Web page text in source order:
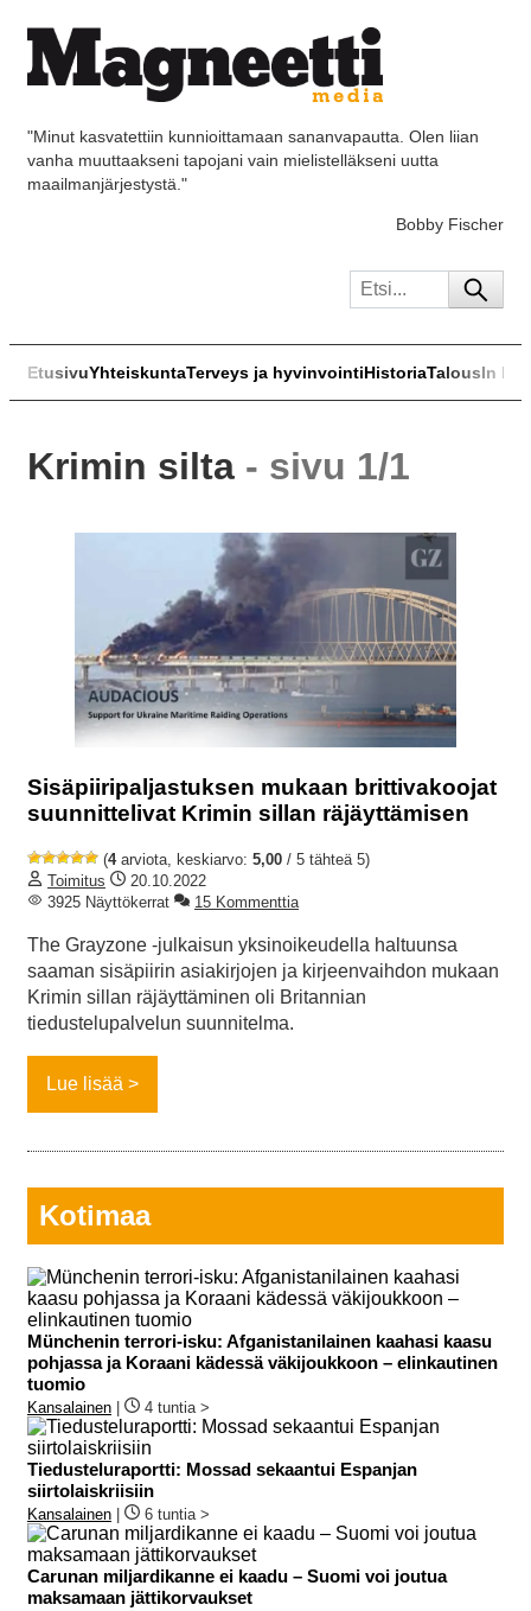
"Minut kasvatettiin kunnioittamaan sananvapautta. Olen liian
vanha muuttaakseni tapojani vain mielistelläkseni uutta
maailmanjärjestystä."
Bobby Fischer
EtusivuYhteiskuntaTerveys ja hyvinvointiHistoriaTalousIn
Krimin silta - sivu 1/1
Sisäpiiripaljastuksen mukaan brittivakoojat
suunnittelivat Krimin sillan räjäyttämisen
(4arviota, keskiarvo: 5,00 / 5 tähteä 5)
Toimitus
20.10.2022
3925 Näyttökerrat
15 Kommenttia
The Grayzone -julkaisun yksinoikeudella haltuunsa
saaman sisäpiirin asiakirjojen ja kirjeenvaihdon mukaan
Krimin sillan räjäyttäminen oli Britannian
tiedustelupalvelun suunnitelma.
Lue lisää
Kotimaa
Münchenin terrori-isku: Afganistanilainen kaahasi kaasu
pohjassa ja Koraani kädessä väkijoukkoon – elinkautinen
tuomio
Kansalainen 4 tuntia >
Tiedusteluraportti: Mossad sekaantui Espanjan
siirtolaiskriisiin
Kansalainen 6 tuntia >
Carunan miljardikanne ei kaadu – Suomi voi joutua
maksamaan jättikorvaukset